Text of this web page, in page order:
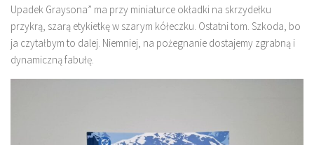
Upadek Graysona” ma przy miniaturce okładki na skrzydełku
przykrą, szarą etykietkę w szarym kółeczku. Ostatni tom. Szkoda, bo
ja czytałbym to dalej. Niemniej, na pożegnanie dostajemy zgrabną i
dynamiczną fabułę.